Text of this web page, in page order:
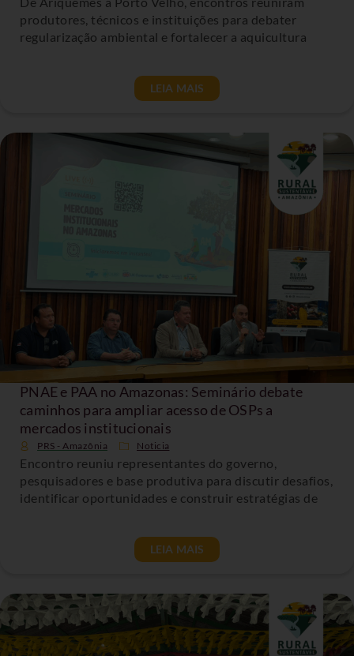
produtores, técnicos e instituições para debater
regularização ambiental e fortalecer a aquicultura
LEIA MAIS
PNAE e PAA no Amazonas: Seminário debate
caminhos para ampliar acesso de OSPs a
mercados institucionais
PRS - Amazônia Noticia
Encontro reuniu representantes do governo,
pesquisadores e base produtiva para discutir desafios,
identificar oportunidades e construir estratégias de
LEIA MAIS